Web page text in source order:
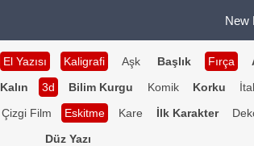
New
El Yazısı Kaligrafi Aşk Başlık Fırça
Kalın 3d Bilim Kurgu Komik Korku
Çizgi Film Eskitme Kare İlk Karakter
Düz Yazı